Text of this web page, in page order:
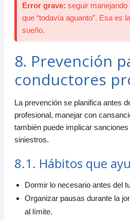
Error grave: seguir
que “todavía aguanto”. Esa es
sueño.
8. Prevención
conductores
La prevención se planifica antes
profesional, manejar con
también puede implicar
siniestros.
8.1. Hábitos que
Dormir lo necesario antes del
Organizar pausas durante la
al límite.